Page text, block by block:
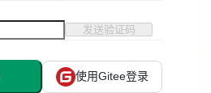
发送验证码
使用Gitee登录